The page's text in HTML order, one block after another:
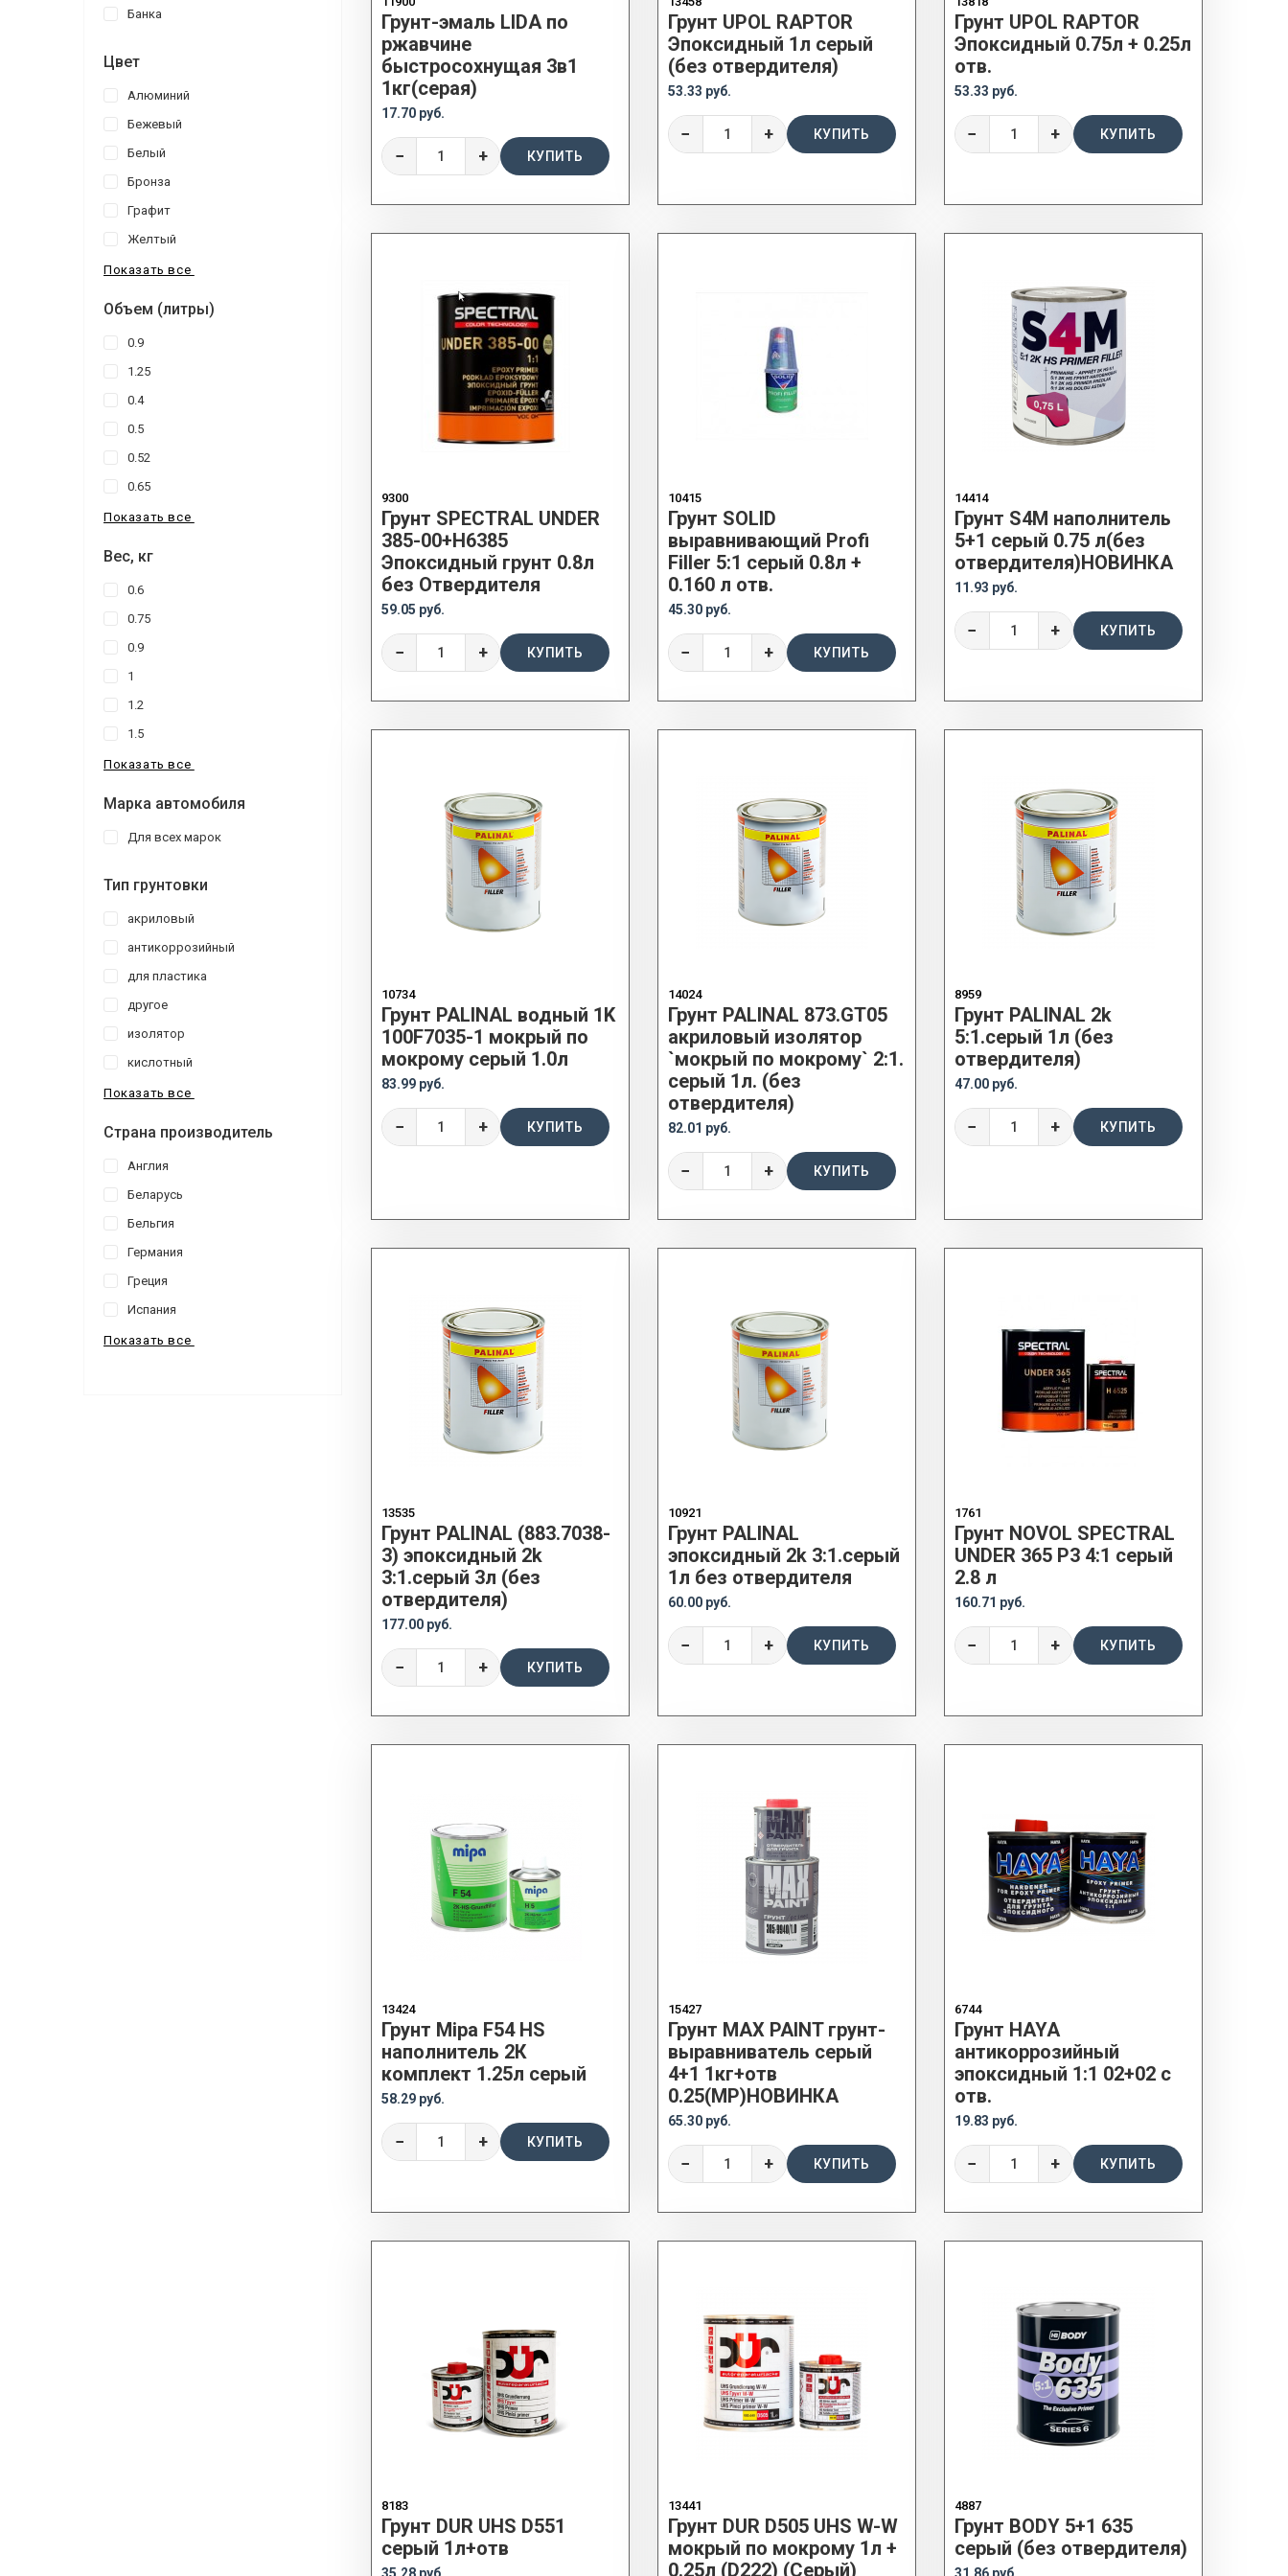
Банка
Цвет
Алюминий
Бежевый
Белый
Бронза
Графит
Желтый
Показать все
Объем (литры)
0.9
1.25
0.4
0.5
0.52
0.65
Показать все
Вес, кг
0.6
0.75
0.9
1
1.2
1.5
Показать все
Марка автомобиля
Для всех марок
Тип грунтовки
акриловый
антикоррозийный
для пластика
другое
изолятор
кислотный
Показать все
Страна производитель
Англия
Беларусь
Бельгия
Германия
Греция
Испания
Показать все
Грунт-эмаль LIDA по
ржавчине
быстросохнущая 3в1
1кг(серая)
17.70 руб.
− + КУПИТЬ
Грунт UPOL RAPTOR
Эпоксидный 1л серый
(без отвердителя)
53.33 руб.
− + КУПИТЬ
Грунт UPOL RAPTOR
Эпоксидный 0.75л + 0.25л
отв.
53.33 руб.
− + КУПИТЬ
9300
Грунт SPECTRAL UNDER
385-00+H6385
Эпоксидный грунт 0.8л
без Отвердителя
59.05 руб.
− + КУПИТЬ
10415
Грунт SOLID
выравнивающий Profi
Filler 5:1 серый 0.8л +
0.160 л отв.
45.30 руб.
− + КУПИТЬ
14414
Грунт S4M наполнитель
5+1 серый 0.75 л(без
отвердителя)НОВИНКА
11.93 руб.
− + КУПИТЬ
10734
Грунт PALINAL водный 1K
100F7035-1 мокрый по
мокрому серый 1.0л
83.99 руб.
− + КУПИТЬ
14024
Грунт PALINAL 873.GT05
акриловый изолятор
`мокрый по мокрому` 2:1.
серый 1л. (без
отвердителя)
82.01 руб.
− + КУПИТЬ
8959
Грунт PALINAL 2k
5:1.серый 1л (без
отвердителя)
47.00 руб.
− + КУПИТЬ
13535
Грунт PALINAL (883.7038-
3) эпоксидный 2k
3:1.серый 3л (без
отвердителя)
177.00 руб.
− + КУПИТЬ
10921
Грунт PALINAL
эпоксидный 2k 3:1.серый
1л без отвердителя
60.00 руб.
− + КУПИТЬ
1761
Грунт NOVOL SPECTRAL
UNDER 365 P3 4:1 серый
2.8 л
160.71 руб.
− + КУПИТЬ
13424
Грунт Mipa F54 HS
наполнитель 2К
комплект 1.25л серый
58.29 руб.
− + КУПИТЬ
15427
Грунт MAX PAINT грунт-
выравниватель серый
4+1 1кг+отв
0.25(MP)НОВИНКА
65.30 руб.
− + КУПИТЬ
6744
Грунт HAYA
антикоррозийный
эпоксидный 1:1 02+02 с
отв.
19.83 руб.
− + КУПИТЬ
8183
Грунт DUR UHS D551
серый 1л+отв
13441
Грунт DUR D505 UHS W-W
мокрый по мокрому 1л +
0.25л (D222) (Серый)
4887
Грунт BODY 5+1 635
серый (без отвердителя)